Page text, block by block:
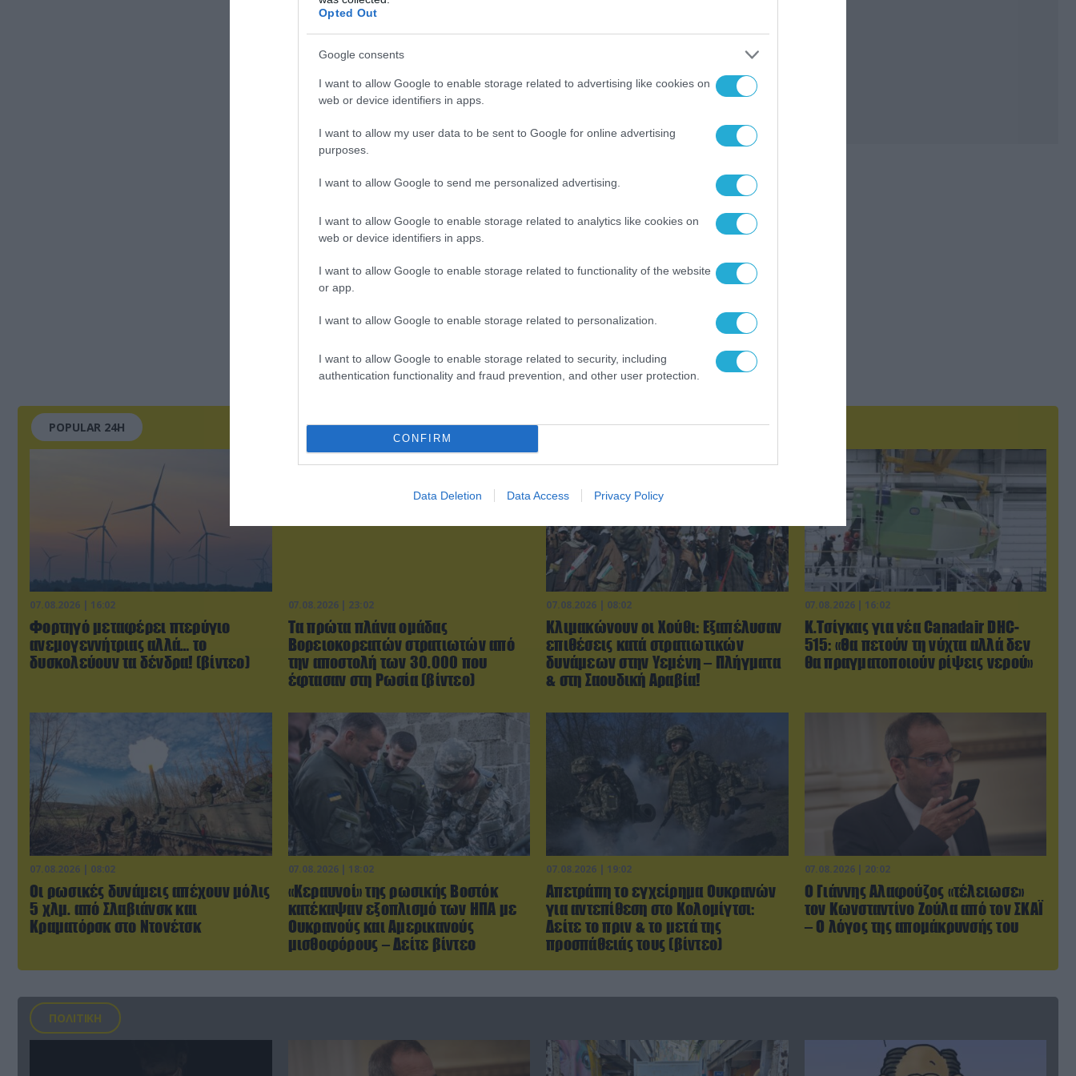
Opted Out
Google consents
I want to allow Google to enable storage related to advertising like cookies on
web or device identifiers in apps.
I want to allow my user data to be sent to Google for online advertising
purposes.
I want to allow Google to send me personalized advertising.
I want to allow Google to enable storage related to analytics like cookies on
web or device identifiers in apps.
I want to allow Google to enable storage related to functionality of the website
or app.
I want to allow Google to enable storage related to personalization.
I want to allow Google to enable storage related to security, including
authentication functionality and fraud prevention, and other user protection.
CONFIRM
Data Deletion Data Access Privacy Policy
POPULAR 24H
07.08.2026 | 16:02
Φορτηγό μεταφέρει πτερύγιο
ανεμογεννήτριας αλλά… το
δυσκολεύουν τα δένδρα! (βίντεο)
07.08.2026 | 23:02
Τα πρώτα πλάνα ομάδας
Βορειοκορεατών στρατιωτών από
την αποστολή των 30.000 που
έφτασαν στη Ρωσία (βίντεο)
07.08.2026 | 08:02
Κλιμακώνουν οι Χούθι: Eξαπέλυσαν
επιθέσεις κατά στρατιωτικών
δυνάμεων στην Υεμένη – Πλήγματα
& στη Σαουδική Αραβία!
07.08.2026 | 16:02
Κ.Τσίγκας για νέα Canadair DHC-
515: «Θα πετούν τη νύχτα αλλά δεν
θα πραγματοποιούν ρίψεις νερού»
07.08.2026 | 08:02
Οι ρωσικές δυνάμεις απέχουν μόλις
5 χλμ. από Σλαβιάνσκ και
Κραματόρσκ στο Ντονέτσκ
07.08.2026 | 18:02
«Κεραυνοί» της ρωσικής Βοστόκ
κατέκαψαν εξοπλισμό των ΗΠΑ με
Ουκρανούς και Αμερικανούς
μισθοφόρους – Δείτε βίντεο
07.08.2026 | 19:02
Απετράπη το εγχείρημα Ουκρανών
για αντεπίθεση στο Κολομίγτσι:
Δείτε το πριν & το μετά της
προσπάθειάς τους (βίντεο)
07.08.2026 | 20:02
Ο Γιάννης Αλαφούζος «τέλειωσε»
τον Κωνσταντίνο Ζούλα από τον ΣΚΑΪ
– Ο λόγος της απομάκρυνσής του
ΠΟΛΙΤΙΚΗ